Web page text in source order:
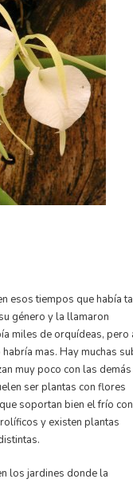
esos tiempos que había
género y la llamaron
miles de orquídeas, pero
mas. Hay muchas
muy poco con las demás
ser plantas con flores
soportan bien el frío con
y existen plantas
los jardines donde la